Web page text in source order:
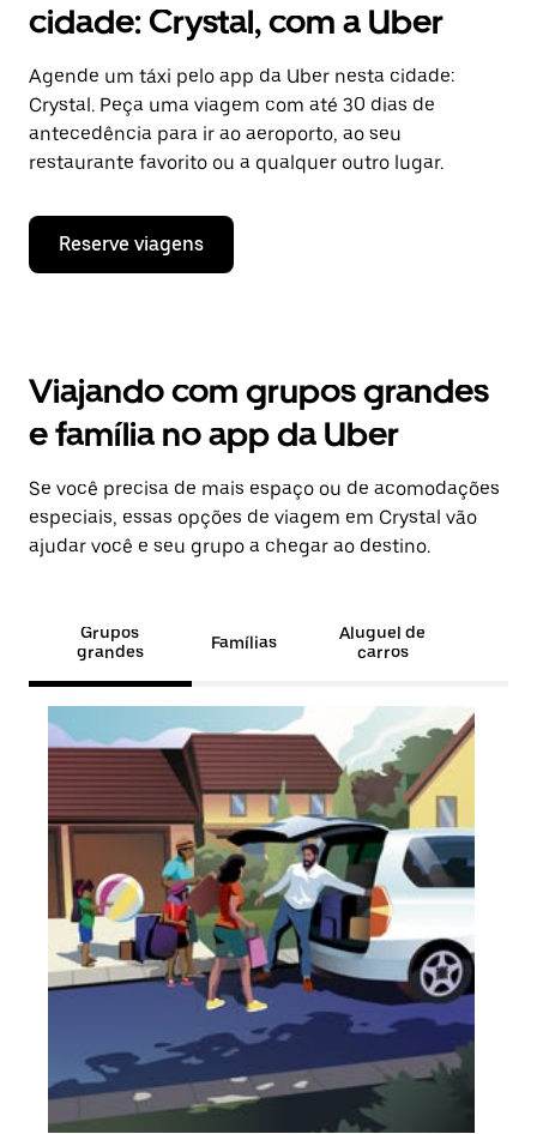
cidade: Crystal, com a Uber
Agende um táxi pelo app da Uber nesta cidade:
Crystal. Peça uma viagem com até 30 dias de
antecedência para ir ao aeroporto, ao seu
restaurante favorito ou a qualquer outro lugar.
Reserve viagens
Viajando com grupos grandes
e família no app da Uber
Se você precisa de mais espaço ou de acomodações
especiais, essas opções de viagem em Crystal vão
ajudar você e seu grupo a chegar ao destino.
Grupos
grandes
Famílias
Aluguel de
carros